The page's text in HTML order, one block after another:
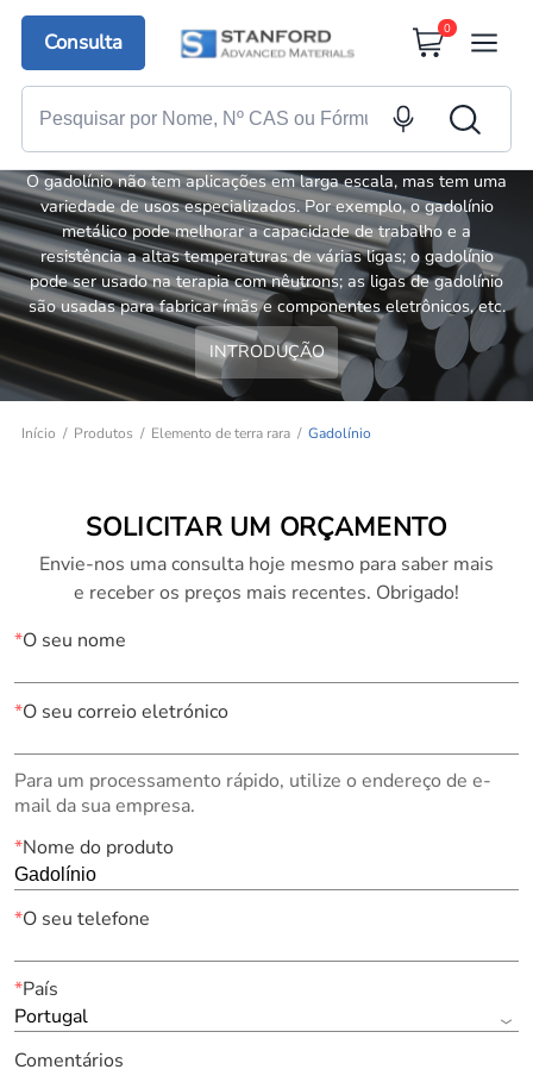
Consulta
0
Gadolínio
O gadolínio não tem aplicações em larga escala, mas tem uma
variedade de usos especializados. Por exemplo, o gadolínio
metálico pode melhorar a capacidade de trabalho e a
resistência a altas temperaturas de várias ligas; o gadolínio
pode ser usado na terapia com nêutrons; as ligas de gadolínio
são usadas para fabricar ímãs e componentes eletrônicos, etc.
INTRODUÇÃO
Início Produtos Elemento de terra rara Gadolínio
SOLICITAR UM ORÇAMENTO
Envie-nos uma consulta hoje mesmo para saber mais
e receber os preços mais recentes. Obrigado!
*O seu nome
*O seu correio eletrónico
Para um processamento rápido, utilize o endereço de e-
mail da sua empresa.
*Nome do produto
*O seu telefone
*País
Portugal
Comentários